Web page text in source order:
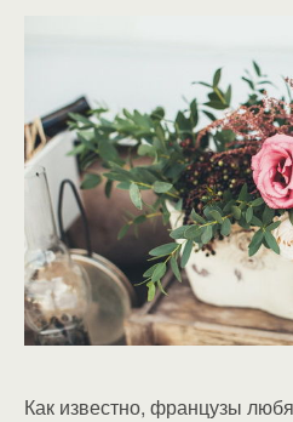
Как известно, французы